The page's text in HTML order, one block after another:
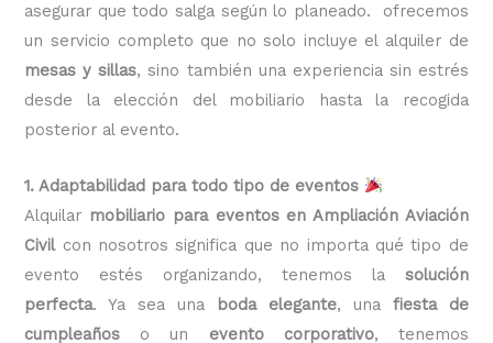
asegurar que todo salga según lo planeado. ofrecemos
un servicio completo que no solo incluye el alquiler de
mesas y sillas, sino también una experiencia sin estrés
desde la elección del mobiliario hasta la recogida
posterior al evento.
1. Adaptabilidad para todo tipo de eventos
Alquilar mobiliario para eventos en Ampliación Aviación
Civilcon nosotros significa que no importa qué tipo de
evento estés organizando, tenemos la solución
perfecta. Ya sea una boda elegante, una fiesta de
cumpleaños o un evento corporativo, tenemos